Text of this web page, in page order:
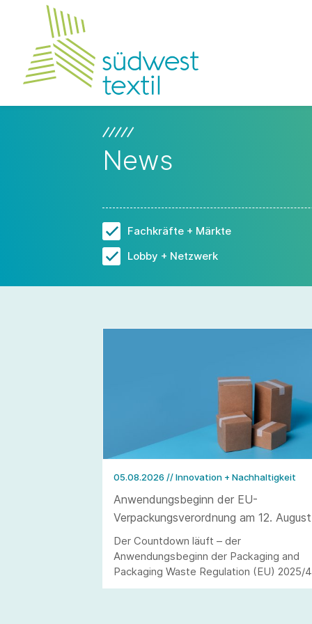
News
Fachkräfte + Märkte
Lobby + Netzwerk
05.08.2026 // Innovation + Nachhaltigkeit
Anwendungsbeginn der EU-
Verpackungsverordnung am 12. August
2026
Der Countdown läuft – der
Anwendungsbeginn der Packaging and
Packaging Waste Regulation (EU) 2025/
(kurz: PPWR) steht in den Startlöchern.